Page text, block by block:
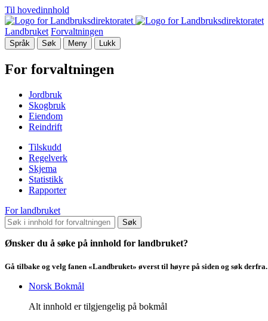
Til hovedinnhold
Landbruket Forvaltningen
Språk Søk Meny Lukk
For forvaltningen
Jordbruk
Skogbruk
Eiendom
Reindrift
Tilskudd
Regelverk
Skjema
Statistikk
Rapporter
For landbruket
Søk
Ønsker du å søke på innhold for landbruket?
Gå tilbake og velg fanen «Landbruket» øverst til høyre på siden og søk derfra.
Norsk Bokmål
Alt innhold er tilgjengelig på bokmål